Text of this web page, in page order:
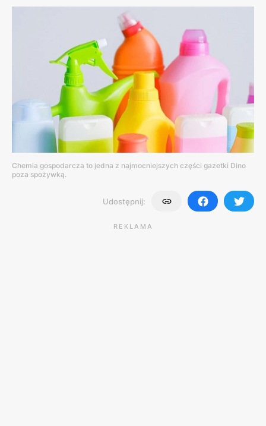
Chemia gospodarcza to jedna z najmocniejszych części gazetki Dino
poza spożywką.
Udostępnij:
REKLAMA